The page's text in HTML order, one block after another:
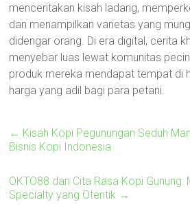
menceritakan kisah ladang,
dan menampilkan varietas yang
didengar orang. Di era digital, cerita
menyebar luas lewat komunitas
produk mereka mendapat tempat di
harga yang adil bagi para petani.
← Kisah Kopi Pegunungan Seduh
Bisnis Kopi Indonesia
OKTO88 dan Cita Rasa Kopi
Specialty yang Otentik →